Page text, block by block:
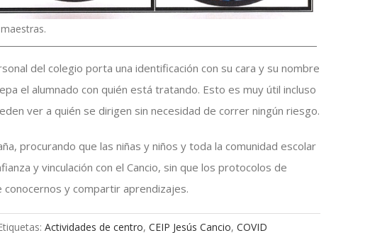
del colegio porta una identificación con su cara y su nombre
el alumnado con quién está tratando. Esto es muy útil incluso
ver a quién se dirigen sin necesidad de correr ningún riesgo.
procurando que las niñas y niños y toda la comunidad escolar
y vinculación con el Cancio, sin que los protocolos de
y compartir aprendizajes.
Actividades de centro,CEIP Jesús Cancio,COVID